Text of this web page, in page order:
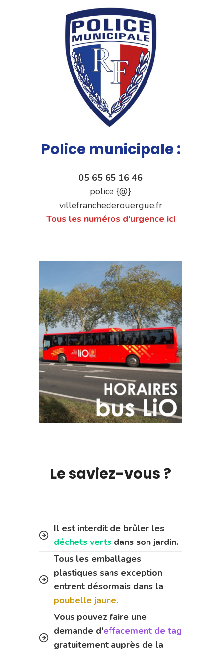
Police municipale :
05 65 65 16 46
police {@}
villefranchederouergue.fr
Tous les numéros d'urgence ici
Le saviez-vous ?
Il est interdit de brûler les
déchets verts dans son jardin.
Tous les emballages
plastiques sans exception
entrent désormais dans la
poubelle jaune.
Vous pouvez faire une
demande d'effacement de tag
gratuitement auprès de la